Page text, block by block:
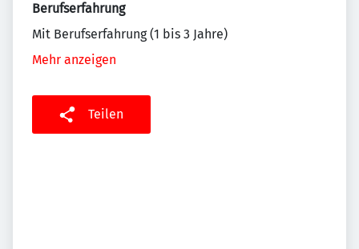
Berufserfahrung
Mit Berufserfahrung (1 bis 3 Jahre)
Mehr anzeigen
Teilen